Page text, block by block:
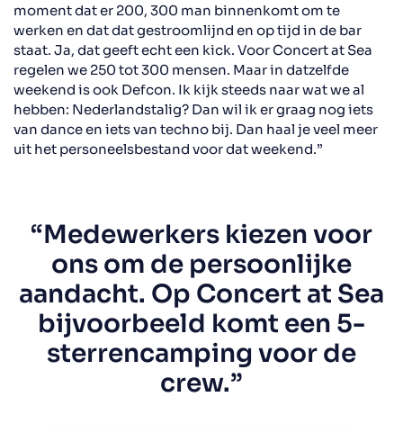
moment dat er 200, 300 man binnenkomt om te
werken en dat dat gestroomlijnd en op tijd in de bar
staat. Ja, dat geeft echt een kick. Voor Concert at Sea
regelen we 250 tot 300 mensen. Maar in datzelfde
weekend is ook Defcon. Ik kijk steeds naar wat we al
hebben: Nederlandstalig? Dan wil ik er graag nog iets
van dance en iets van techno bij. Dan haal je veel meer
uit het personeelsbestand voor dat weekend.”
“Medewerkers kiezen voor
ons om de persoonlijke
aandacht. Op Concert at Sea
bijvoorbeeld komt een 5-
sterrencamping voor de
crew.”